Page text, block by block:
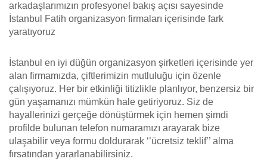
arkadaşlarımızın profesyonel bakış açısı sayesinde
İstanbul Fatih organizasyon firmaları içerisinde fark
yaratıyoruz
İstanbul en iyi düğün organizasyon şirketleri içerisinde yer
alan firmamızda, çiftlerimizin mutluluğu için özenle
çalışıyoruz. Her bir etkinliği titizlikle planlıyor, benzersiz bir
gün yaşamanızı mümkün hale getiriyoruz. Siz de
hayallerinizi gerçeğe dönüştürmek için hemen şimdi
profilde bulunan telefon numaramızı arayarak bize
ulaşabilir veya formu doldurarak ‘’ücretsiz teklif’’ alma
fırsatından yararlanabilirsiniz.